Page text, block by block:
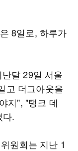
8일로, 하루가
달 29일 서울
고 더그아웃을
지", "탱크 데
다.
원회는 지난 1